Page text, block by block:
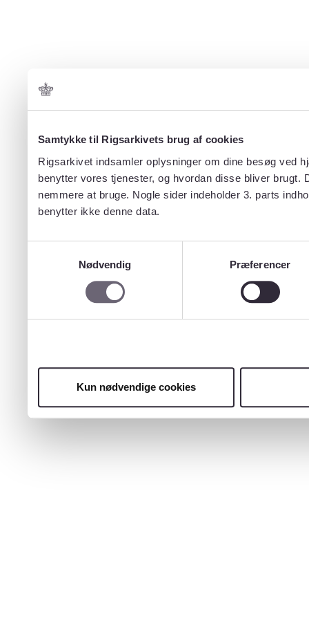
Samtykke til Rigsarkivets brug af cookies
Rigsarkivet indsamler oplysninger om dine besøg ved
benytter vores tjenester, og hvordan disse bliver
nemmere at bruge. Nogle sider indeholder 3. parts
benytter ikke denne data.
Nødvendig
Præferencer
Kun nødvendige cookies